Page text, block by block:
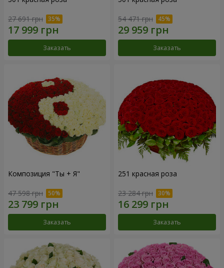
27 691 грн
Заказать
54 471 грн
Заказать
Композиция "Ты + Я"
47 598 грн
Заказать
251 красная роза
23 284 грн
Заказать